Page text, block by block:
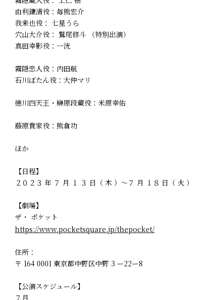
由利鎌清役：毎熊宏介
我来也役： 七星うら
穴山大介役： 鷲尾修斗 （特別出演）
真田幸影役：一洸
霧隠忠人役：内田航
石川ぼたん役：大仲マリ
徳川四天王・榊原段蔵役：米原幸佑
藤原貴家役：熊倉功
ほか
【日程】
２０２３ 年 ７ 月 １ ３ 日（ 木 ）～７ 月 １８ 日（ 火 ）
【劇場】
ザ・ ポケット
https://www.pocketsquare.jp/thepocket/
住所：
〒 164 0001 東京都中野区中野 3 ー22ー8
【公演スケジュール】
７月